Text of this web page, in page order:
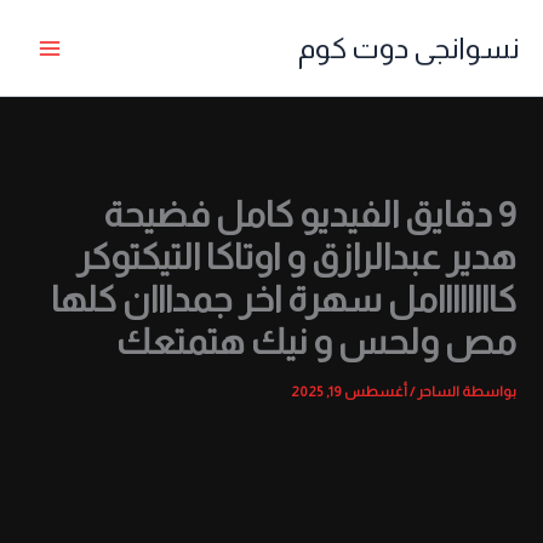
نسوانجى دوت كوم
9 دقايق الفيديو كامل فضيحة
هدير عبدالرازق و اوتاكا التيكتوكر
كاااااااامل سهرة اخر جمدااان كلها
مص ولحس و نيك هتمتعك
بواسطة الساحر/أغسطس 19, 2025